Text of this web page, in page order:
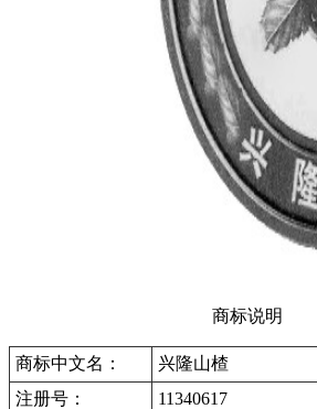
商标说明
商标中文名：
兴隆山楂
注册号：
11340617